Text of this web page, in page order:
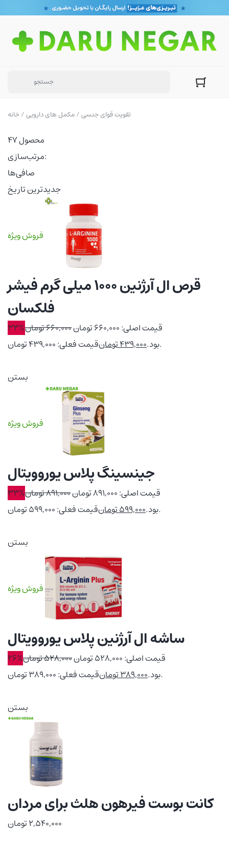
خانه/مکمل های دارویی / تقویت قوای جنسی
47 محصول
مرتب‌سازی:
صافی‌ها
جدیدترین تاریخ
فروش ویژه
قرص ال آرژنین 1000 میلی گرم فیشر
فلکسان
33% 660,000تومان
قیمت اصلی: 660,000 تومان
بود.439,000تومان قیمت فعلی: 439,000 تومان.
بستن
فروش ویژه
جینسینگ پلاس یوروویتال
33% 891,000تومان
قیمت اصلی: 891,000 تومان
بود.599,000تومان قیمت فعلی: 599,000 تومان.
بستن
فروش ویژه
ساشه ال آرژنین پلاس یوروویتال
26% 528,000تومان
قیمت اصلی: 528,000 تومان
بود.389,000تومان قیمت فعلی: 389,000 تومان.
بستن
کانت بوست فیرهون هلث برای مردان
2,540,000تومان